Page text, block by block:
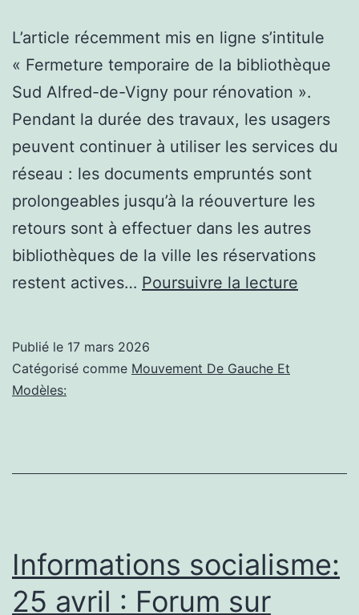
pièce(s)
L’article récemment mis en ligne s’intitule
« Fermeture temporaire de la bibliothèque
Sud Alfred-de-Vigny pour rénovation ».
Pendant la durée des travaux, les usagers
peuvent continuer à utiliser les services du
réseau : les documents empruntés sont
prolongeables jusqu’à la réouverture les
retours sont à effectuer dans les autres
bibliothèques de la ville les réservations
restent actives… Poursuivre la lecture
Alfred-
Publié le 17 mars 2026
Catégorisé comme Mouvement De Gauche Et
Modèles:
Informations socialisme:
25 avril : Forum sur